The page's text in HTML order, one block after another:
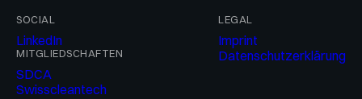
SOCIAL
LinkedIn
MITGLIEDSCHAFTEN
SDCA
Swisscleantech
LEGAL
Imprint
Datenschutzerklärung